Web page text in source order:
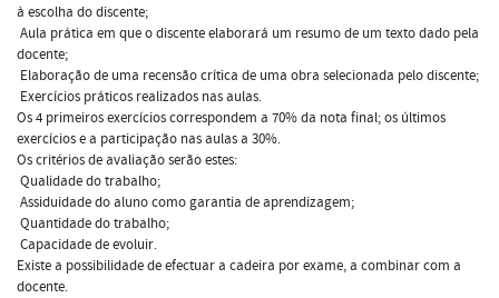
à escolha do discente;
 Aula prática em que o discente elaborará um resumo de um texto dado pela
docente;
 Elaboração de uma recensão crítica de uma obra selecionada pelo discente;
 Exercícios práticos realizados nas aulas.
Os 4 primeiros exercícios correspondem a 70% da nota final; os últimos
exercícios e a participação nas aulas a 30%.
Os critérios de avaliação serão estes:
 Qualidade do trabalho;
 Assiduidade do aluno como garantia de aprendizagem;
 Quantidade do trabalho;
 Capacidade de evoluir.
Existe a possibilidade de efectuar a cadeira por exame, a combinar com a
docente.